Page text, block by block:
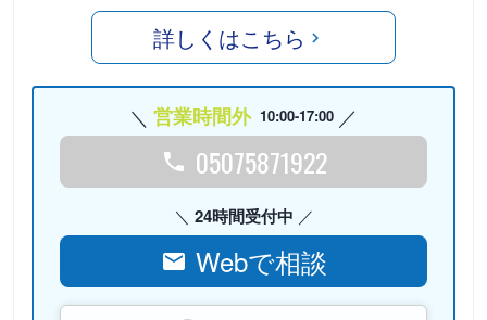
詳しくはこちら
営業時間外 10:00-17:00
05075871922
24時間受付中
Webで相談